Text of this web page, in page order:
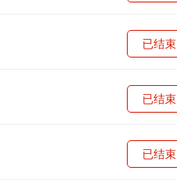
已结束
已结束
已结束